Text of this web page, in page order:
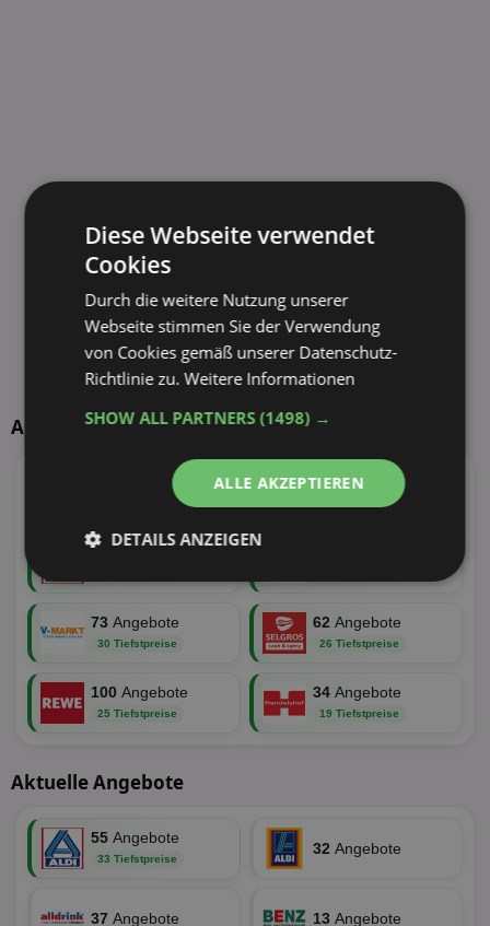
Aktuelle TOP-Händler
Angebote 100 Angebote
34 Tiefstpreise
55
73 Angebote
30 Tiefstpreise
62 Angebote
26 Tiefstpreise
100 Angebote
25 Tiefstpreise
34 Angebote
19 Tiefstpreise
Aktuelle Angebote
55 Angebote
33 Tiefstpreise
32 Angebote
37 Angebote 13 Angebote
Diese Webseite verwendet
Cookies
Durch die weitere Nutzung unserer
Webseite stimmen Sie der Verwendung
von Cookies gemäß unserer Datenschutz-
Richtlinie zu.Weitere Informationen
SHOW ALL PARTNERS(1498) →
ALLE AKZEPTIEREN
DETAILS ANZEIGEN
Unbedingt
Performance
Targeting Funktionalität